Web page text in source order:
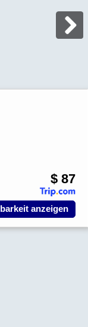
$ 87
anzeigen